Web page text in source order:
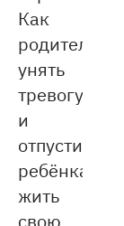
Как
родителям
унять
тревогу
и
отпустить
ребёнка
жить
свою